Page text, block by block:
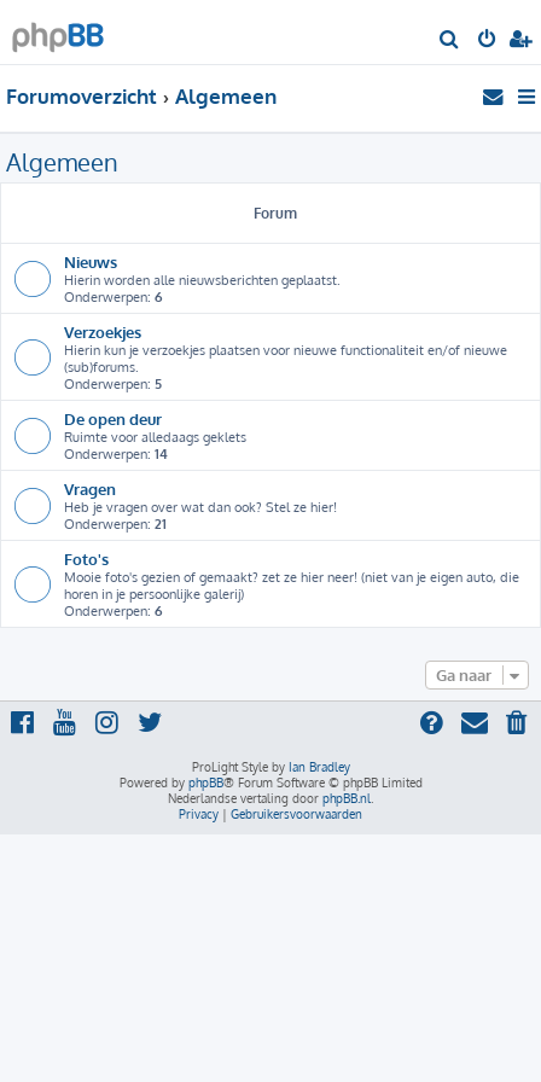
o
Forumoverzicht Algemeen
Algemeen
Forum
Nieuws
Hierin worden alle nieuwsberichten geplaatst.
Onderwerpen: 6
Verzoekjes
Hierin kun je verzoekjes plaatsen voor nieuwe functionaliteit en/of nieuwe
(sub)forums.
Onderwerpen: 5
De open deur
Ruimte voor alledaags geklets
Onderwerpen: 14
Vragen
Heb je vragen over wat dan ook? Stel ze hier!
Onderwerpen: 21
Foto's
Mooie foto's gezien of gemaakt? zet ze hier neer! (niet van je eigen auto, die
horen in je persoonlijke galerij)
Onderwerpen: 6
Ga naar
ProLight Style by Ian Bradley
Powered by phpBB® Forum Software © phpBB Limited
Nederlandse vertaling door phpBB.nl
Privacy | Gebruikersvoorwaarden